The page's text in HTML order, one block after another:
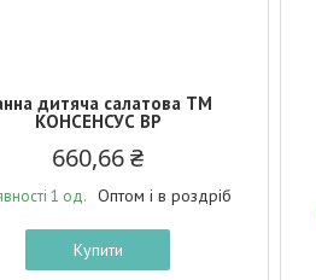
дитяча салатова ТМ
КОНСЕНСУС BP
660,66 ₴
1 од. Оптом і в роздріб
Купити